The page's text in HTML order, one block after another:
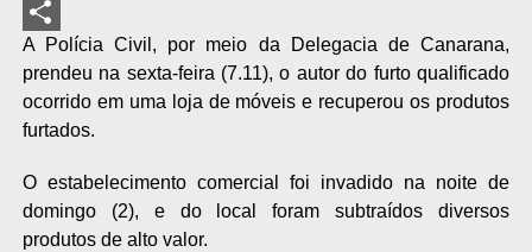
LinkedIn
Share
A Polícia Civil, por meio da Delegacia de Canarana,
prendeu na sexta-feira (7.11), o autor do furto qualificado
ocorrido em uma loja de móveis e recuperou os produtos
furtados.
O estabelecimento comercial foi invadido na noite de
domingo (2), e do local foram subtraídos diversos
produtos de alto valor.